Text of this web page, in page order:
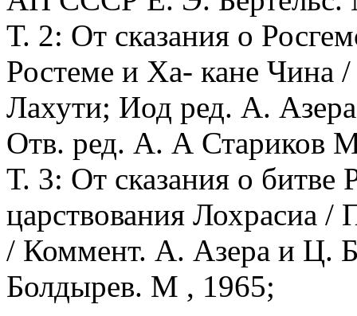
Т. 2: От сказания о
Ростеме и Ха- кане Чина
Лахути; Иод ред. А.
Отв. ред. А. А Стариков
Т. 3: От сказания о битве
царствования Лохрасиа
/ Коммент. А. Азера и Ц.
Болдырев. М , 1965;